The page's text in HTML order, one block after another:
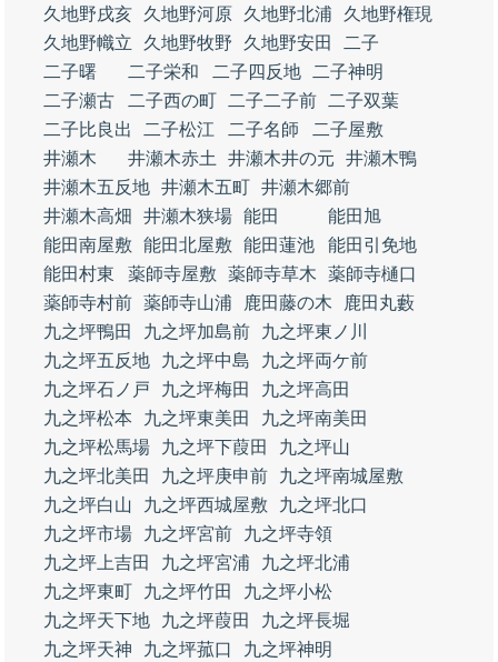
久地野戌亥
久地野河原 久地野北浦
久地野権現
久地野幟立
久地野牧野 久地野安田
二子
二子曙
二子栄和 二子四反地
二子神明
二子瀬古
二子西の町 二子二子前
二子双葉
二子比良出
二子松江 二子名師
二子屋敷
井瀬木
井瀬木赤土 井瀬木井の元
井瀬木鴨
井瀬木五反地 井瀬木五町 井瀬木郷前
井瀬木高畑
井瀬木狭場 能田
能田旭
能田南屋敷
能田北屋敷 能田蓮池
能田引免地
能田村東
薬師寺屋敷 薬師寺草木
薬師寺樋口
薬師寺村前 薬師寺山浦 鹿田藤の木
鹿田丸藪
九之坪鴨田
九之坪加島前
九之坪東ノ川
九之坪五反地
九之坪中島
九之坪両ケ前
九之坪石ノ戸
九之坪梅田
九之坪高田
九之坪松本
九之坪東美田
九之坪南美田
九之坪松馬場
九之坪下葭田
九之坪山
九之坪北美田
九之坪庚申前
九之坪南城屋敷
九之坪白山
九之坪西城屋敷
九之坪北口
九之坪市場
九之坪宮前
九之坪寺領
九之坪上吉田
九之坪宮浦
九之坪北浦
九之坪東町
九之坪竹田
九之坪小松
九之坪天下地
九之坪葭田
九之坪長堀
九之坪天神
九之坪菰口
九之坪神明